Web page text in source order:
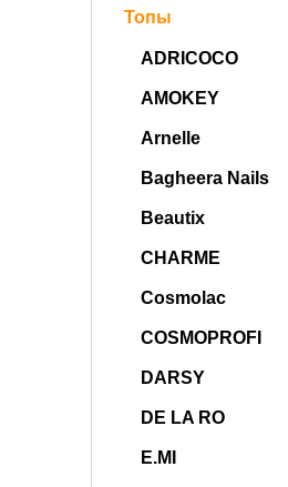
Топы
ADRICOCO
AMOKEY
Arnelle
Bagheera Nails
Beautix
CHARME
Cosmolac
COSMOPROFI
DARSY
DE LA RO
E.MI